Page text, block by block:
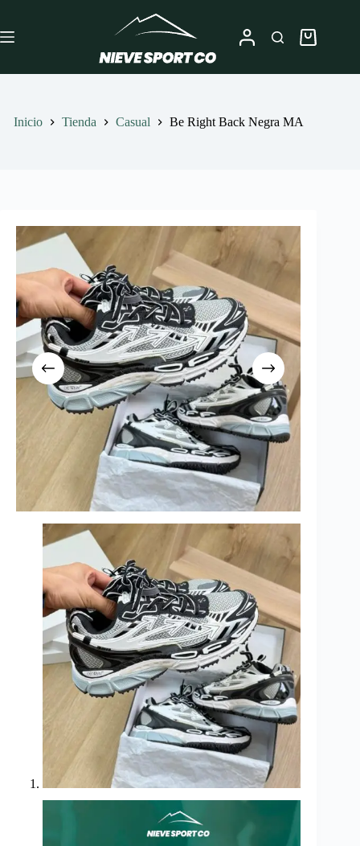
contenido
Carro
compra
Inicio Tienda Casual Be Right Back Negra MA